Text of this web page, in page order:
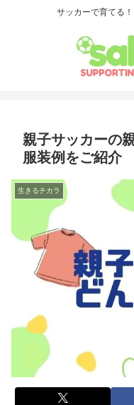
サッカーで育てる
親子サッカーの
服装例をご紹介
生きるチカラ